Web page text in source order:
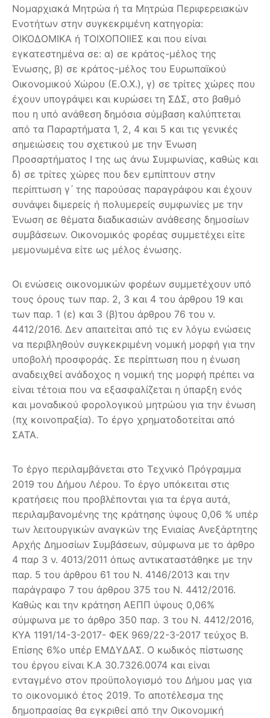
Νομαρχιακά Μητρώα ή τα Μητρώα Περιφερειακών
Ενοτήτων στην συγκεκριμένη κατηγορία:
ΟΙΚΟΔΟΜΙΚΑ ή ΤΟΙΧΟΠΟΙΙΕΣ και που είναι
εγκατεστημένα σε: α) σε κράτος-μέλος της
Ένωσης, β) σε κράτος-μέλος του Ευρωπαϊκού
Οικονομικού Χώρου (Ε.Ο.Χ.), γ) σε τρίτες χώρες που
έχουν υπογράψει και κυρώσει τη ΣΔΣ, στο βαθμό
που η υπό ανάθεση δημόσια σύμβαση καλύπτεται
από τα Παραρτήματα 1, 2, 4 και 5 και τις γενικές
σημειώσεις του σχετικού με την Ένωση
Προσαρτήματος I της ως άνω Συμφωνίας, καθώς και
δ) σε τρίτες χώρες που δεν εμπίπτουν στην
περίπτωση γ ́ της παρούσας παραγράφου και έχουν
συνάψει διμερείς ή πολυμερείς συμφωνίες με την
Ένωση σε θέματα διαδικασιών ανάθεσης δημοσίων
συμβάσεων. Οικονομικός φορέας συμμετέχει είτε
μεμονωμένα είτε ως μέλος ένωσης.
Οι ενώσεις οικονομικών φορέων συμμετέχουν υπό
τους όρους των παρ. 2, 3 και 4 του άρθρου 19 και
των παρ. 1 (ε) και 3 (β)του άρθρου 76 του ν.
4412/2016. Δεν απαιτείται από τις εν λόγω ενώσεις
να περιβληθούν συγκεκριμένη νομική μορφή για την
υποβολή προσφοράς. Σε περίπτωση που η ένωση
αναδειχθεί ανάδοχος η νομική της μορφή πρέπει να
είναι τέτοια που να εξασφαλίζεται η ύπαρξη ενός
και μοναδικού φορολογικού μητρώου για την ένωση
(πχ κοινοπραξία). Το έργο χρηματοδοτείται από
ΣΑΤΑ.
Το έργο περιλαμβάνεται στο Τεχνικό Πρόγραμμα
2019 του Δήμου Λέρου. Το έργο υπόκειται στις
κρατήσεις που προβλέπονται για τα έργα αυτά,
περιλαμβανομένης της κράτησης ύψους 0,06 % υπέρ
των λειτουργικών αναγκών της Ενιαίας Ανεξάρτητης
Αρχής Δημοσίων Συμβάσεων, σύμφωνα με το άρθρο
4 παρ 3 ν. 4013/2011 όπως αντικαταστάθηκε με την
παρ. 5 του άρθρου 61 του Ν. 4146/2013 και την
παράγραφο 7 του άρθρου 375 του Ν. 4412/2016.
Καθώς και την κράτηση ΑΕΠΠ ύψους 0,06%
σύμφωνα με το άρθρο 350 παρ. 3 του Ν. 4412/2016,
ΚΥΑ 1191/14-3-2017- ΦΕΚ 969/22-3-2017 τεύχος Β.
Επίσης 6%ο υπέρ ΕΜΔΥΔΑΣ. Ο κωδικός πίστωσης
του έργου είναι Κ.Α 30.7326.0074 και είναι
ενταγμένο στον προϋπολογισμό του Δήμου μας για
το οικονομικό έτος 2019. Το αποτέλεσμα της
δημοπρασίας θα εγκριθεί από την Οικονομική